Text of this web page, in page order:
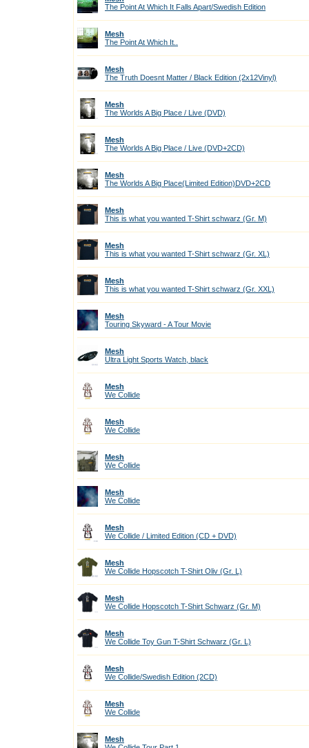
The Point At Which It Falls Apart/Swedish Edition
Mesh
The Point At Which It..
Mesh
The Truth Doesnt Matter / Black Edition (2x12Vinyl)
Mesh
The Worlds A Big Place / Live (DVD)
Mesh
The Worlds A Big Place / Live (DVD+2CD)
Mesh
The Worlds A Big Place(Limited Edition)DVD+2CD
Mesh
This is what you wanted T-Shirt schwarz (Gr. M)
Mesh
This is what you wanted T-Shirt schwarz (Gr. XL)
Mesh
This is what you wanted T-Shirt schwarz (Gr. XXL)
Mesh
Touring Skyward - A Tour Movie
Mesh
Ultra Light Sports Watch, black
Mesh
We Collide
Mesh
We Collide
Mesh
We Collide
Mesh
We Collide
Mesh
We Collide / Limited Edition (CD + DVD)
Mesh
We Collide Hopscotch T-Shirt Oliv (Gr. L)
Mesh
We Collide Hopscotch T-Shirt Schwarz (Gr. M)
Mesh
We Collide Toy Gun T-Shirt Schwarz (Gr. L)
Mesh
We Collide/Swedish Edition (2CD)
Mesh
We Сollide
Mesh